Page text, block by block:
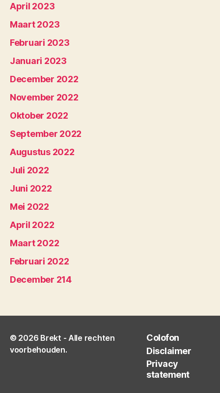
April 2023
Maart 2023
Februari 2023
Januari 2023
December 2022
November 2022
Oktober 2022
September 2022
Augustus 2022
Juli 2022
Juni 2022
Mei 2022
April 2022
Maart 2022
Februari 2022
December 214
© 2026 Brekt - Alle rechten
voorbehouden.
Colofon
Disclaimer
Privacy
statement